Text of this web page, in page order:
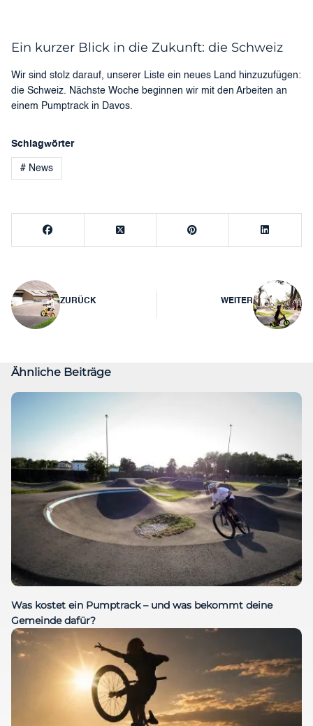
Ein kurzer Blick in die Zukunft: die Schweiz
Wir sind stolz darauf, unserer Liste ein neues Land hinzuzufügen:
die Schweiz. Nächste Woche beginnen wir mit den Arbeiten an
einem Pumptrack in Davos.
Schlagwörter
# News
Beitragsnavigation
ZURÜCK WEITER
Ähnliche Beiträge
Was kostet ein Pumptrack – und was bekommt deine
Gemeinde dafür?